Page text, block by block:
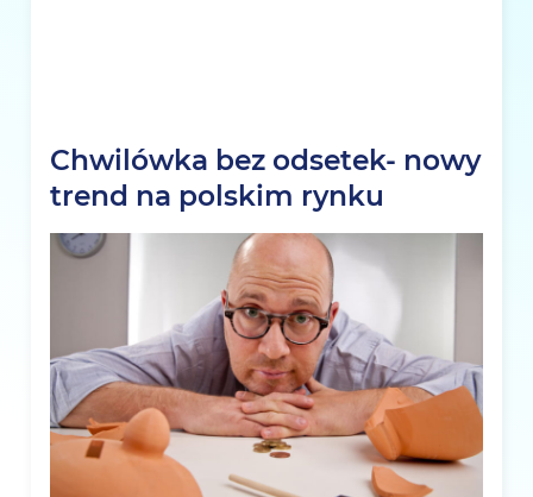
Chwilówka bez odsetek- nowy
trend na polskim rynku